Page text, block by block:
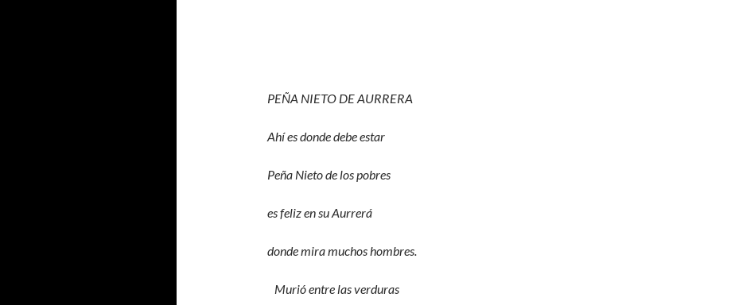
PEÑA NIETO DE AURRERA
Ahí es donde debe estar
Peña Nieto de los pobres
es feliz en su Aurrerá
donde mira muchos hombres.
Murió entre las verduras